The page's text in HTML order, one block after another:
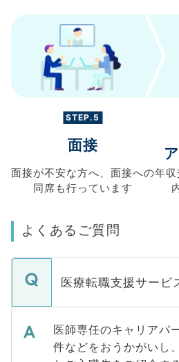
STEP.5
面接
面接が不安な方へ、 面接への
同席も行っています
年
よくあるご質問
医療転職支援サービ
医師専任のキャリアパ
件などをおうかがいし